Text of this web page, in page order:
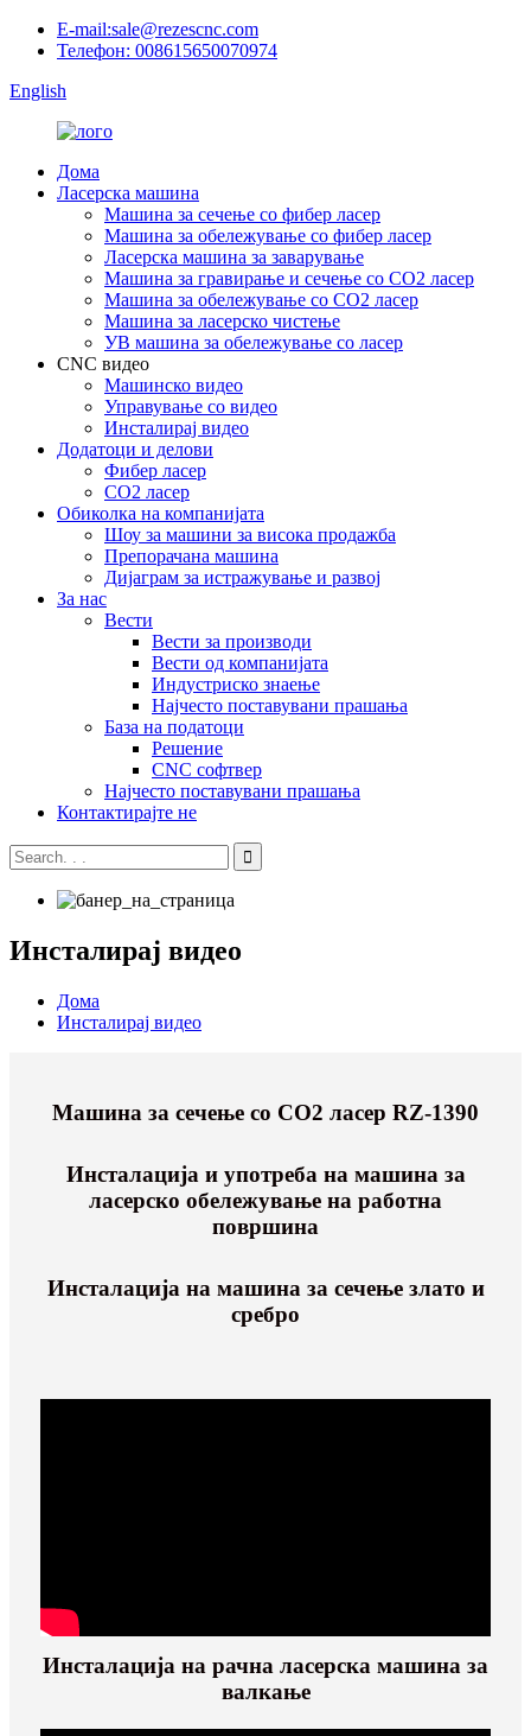
E-mail:sale@rezescnc.com
Телефон: 008615650070974
English
Дома
Ласерска машина
Машина за сечење со фибер ласер
Машина за обележување со фибер ласер
Ласерска машина за заварување
Машина за гравирање и сечење со CO2 ласер
Машина за обележување со CO2 ласер
Машина за ласерско чистење
УВ машина за обележување со ласер
CNC видео
Машинско видео
Управување со видео
Инсталирај видео
Додатоци и делови
Фибер ласер
CO2 ласер
Обиколка на компанијата
Шоу за машини за висока продажба
Препорачана машина
Дијаграм за истражување и развој
За нас
Вести
Вести за производи
Вести од компанијата
Индустриско знаење
Најчесто поставувани прашања
База на податоци
Решение
CNC софтвер
Најчесто поставувани прашања
Контактирајте не
Инсталирај видео
Дома
Инсталирај видео
Машина за сечење со CO2 ласер RZ-1390
Инсталација и употреба на машина за
ласерско обележување на работна
површина
Инсталација на машина за сечење злато и
сребро
Инсталација на рачна ласерска машина за
валкање